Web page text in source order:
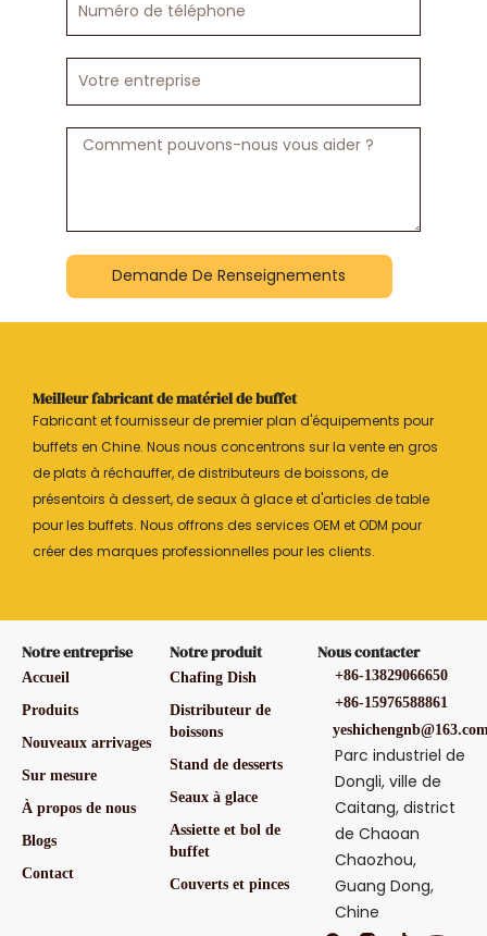
de
entreprise
Message
Demande De Renseignements
Meilleur fabricant de matériel de buffet
Fabricant et fournisseur de premier plan d'équipements pour
buffets en Chine. Nous nous concentrons sur la vente en gros
de plats à réchauffer, de distributeurs de boissons, de
présentoirs à dessert, de seaux à glace et d'articles de table
pour les buffets. Nous offrons des services OEM et ODM pour
créer des marques professionnelles pour les clients.
Notre entreprise
Accueil
Produits
Nouveaux arrivages
Sur mesure
À propos de nous
Blogs
Contact
Notre produit
Chafing Dish
Distributeur de
boissons
Stand de desserts
Seaux à glace
Assiette et bol de
buffet
Couverts et pinces
Nous contacter
+86-13829066650
+86-15976588861
Parc industriel de
Dongli, ville de
Caitang, district
de Chaoan
Chaozhou,
Guang Dong,
Chine
F
T
Y